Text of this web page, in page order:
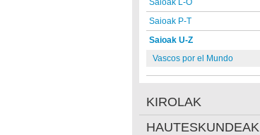
Saioak L-O
Saioak P-T
Saioak U-Z
Vascos por el Mundo
KIROLAK
HAUTESKUNDEAK